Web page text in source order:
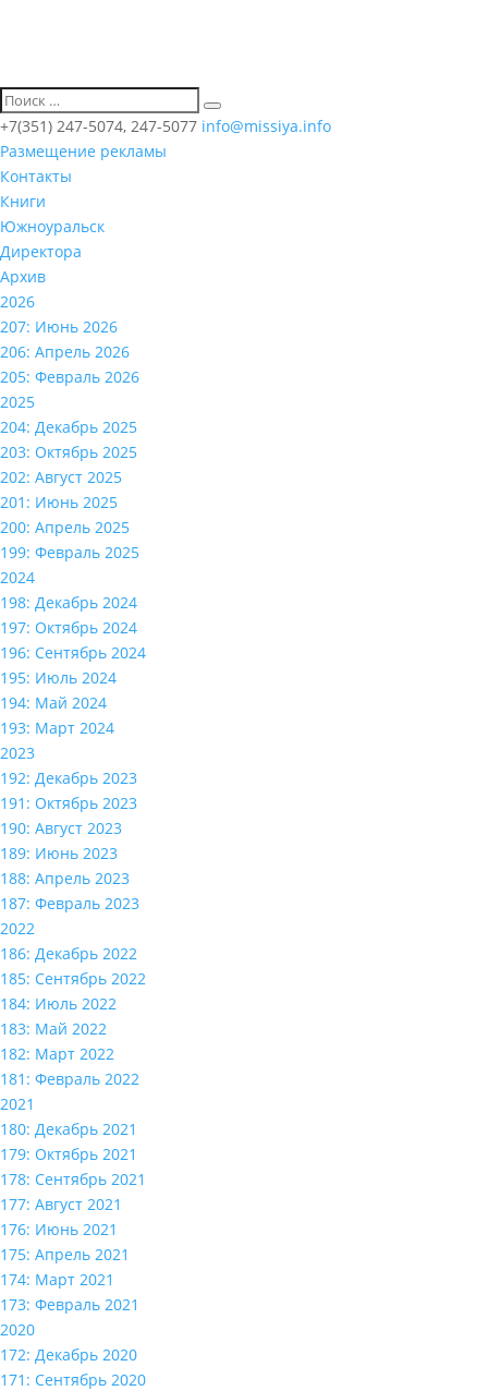
+7(351) 247-5074, 247-5077 info@missiya.info
Размещение рекламы
Контакты
Книги
Южноуральск
Директора
Архив
2026
207: Июнь 2026
206: Апрель 2026
205: Февраль 2026
2025
204: Декабрь 2025
203: Октябрь 2025
202: Август 2025
201: Июнь 2025
200: Апрель 2025
199: Февраль 2025
2024
198: Декабрь 2024
197: Октябрь 2024
196: Сентябрь 2024
195: Июль 2024
194: Май 2024
193: Март 2024
2023
192: Декабрь 2023
191: Октябрь 2023
190: Август 2023
189: Июнь 2023
188: Апрель 2023
187: Февраль 2023
2022
186: Декабрь 2022
185: Сентябрь 2022
184: Июль 2022
183: Май 2022
182: Март 2022
181: Февраль 2022
2021
180: Декабрь 2021
179: Октябрь 2021
178: Сентябрь 2021
177: Август 2021
176: Июнь 2021
175: Апрель 2021
174: Март 2021
173: Февраль 2021
2020
172: Декабрь 2020
171: Сентябрь 2020